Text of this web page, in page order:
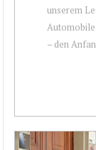
unserem
– den